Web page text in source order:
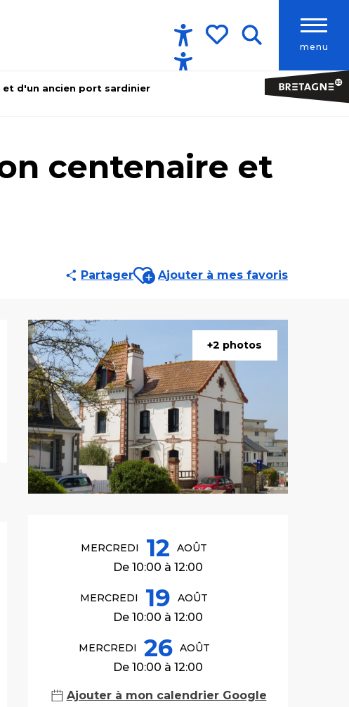
menu
Accessibilité
d'un ancien port sardinier
centenaire et
PartagerAjouter aux favoris
Ajouter à mes favoris
+2 photos
Ouverture et
MERCREDI 12 AOÛT
De 10:00 à 12:00
MERCREDI 19 AOÛT
De 10:00 à 12:00
MERCREDI 26 AOÛT
De 10:00 à 12:00
Ajouter à mon calendrier Google